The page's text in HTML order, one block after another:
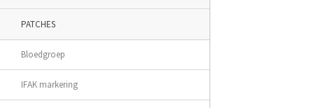
PATCHES
Bloedgroep
IFAK markering